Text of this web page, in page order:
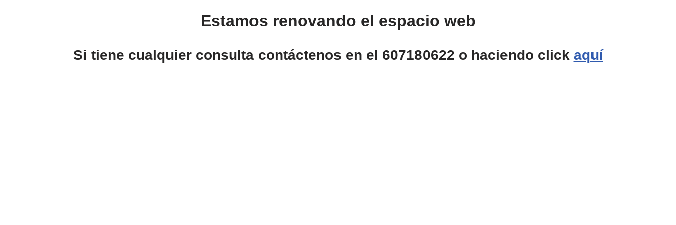
Estamos renovando el espacio web
Si tiene cualquier consulta contáctenos en el 607180622 o haciendo click aquí